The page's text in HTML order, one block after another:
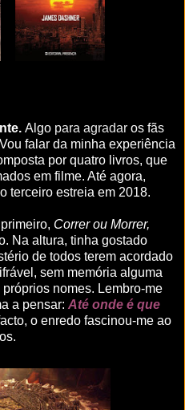
Algo para agradar os fãs
falar da minha experiência
por quatro livros, que
em filme. Até agora,
terceiro estreia em 2018.
Correr ou Morrer,
Na altura, tinha gostado
de todos terem acordado
sem memória alguma
nomes. Lembro-me
a pensar: Até onde é que
o enredo fascinou-me ao